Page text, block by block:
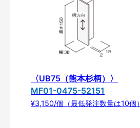
〈UB75（熊本杉柄）〉
MF01-0475-52151
¥3,150/個（最低発注数量は10個）